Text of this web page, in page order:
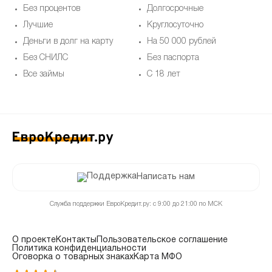
Без процентов
Лучшие
Деньги в долг на карту
Без СНИЛС
Все займы
Долгосрочные
Круглосуточно
На 50 000 рублей
Без паспорта
С 18 лет
Написать нам
Служба поддержки ЕвроКредит.ру: с 9:00 до 21:00 по МСК
О проектеКонтакты Пользовательское соглашение
Политика конфиденциальности
Оговорка о товарных знакахКарта МФО